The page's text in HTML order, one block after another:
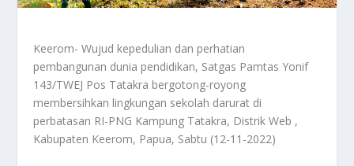
Keerom- Wujud kepedulian dan perhatian
pembangunan dunia pendidikan, Satgas Pamtas Yonif
143/TWEJ Pos Tatakra bergotong-royong
membersihkan lingkungan sekolah darurat di
perbatasan RI-PNG Kampung Tatakra, Distrik Web ,
Kabupaten Keerom, Papua, Sabtu (12-11-2022)